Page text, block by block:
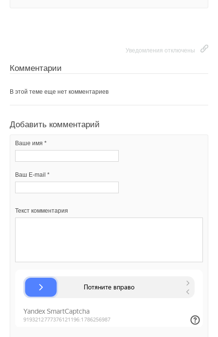
Уведомления отключены
Комментарии
В этой теме еще нет комментариев
Добавить комментарий
Ваше имя *
Ваш E-mail *
Текст комментария